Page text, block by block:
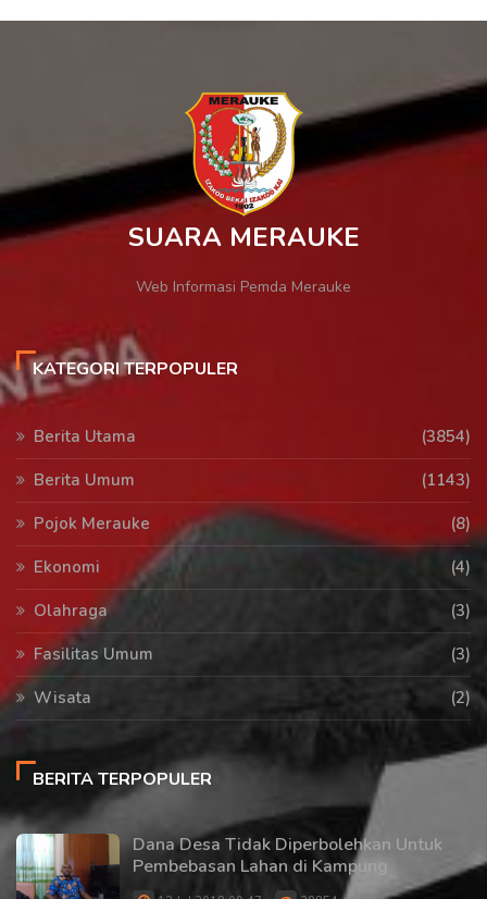
SUARA MERAUKE
Web Informasi Pemda Merauke
KATEGORI TERPOPULER
Berita Utama
(3854)
Berita Umum
(1143)
Pojok Merauke
(8)
Ekonomi
(4)
Olahraga
(3)
Fasilitas Umum
(3)
Wisata
(2)
BERITA TERPOPULER
Dana Desa Tidak Diperbolehkan Untuk
Pembebasan Lahan di Kampung